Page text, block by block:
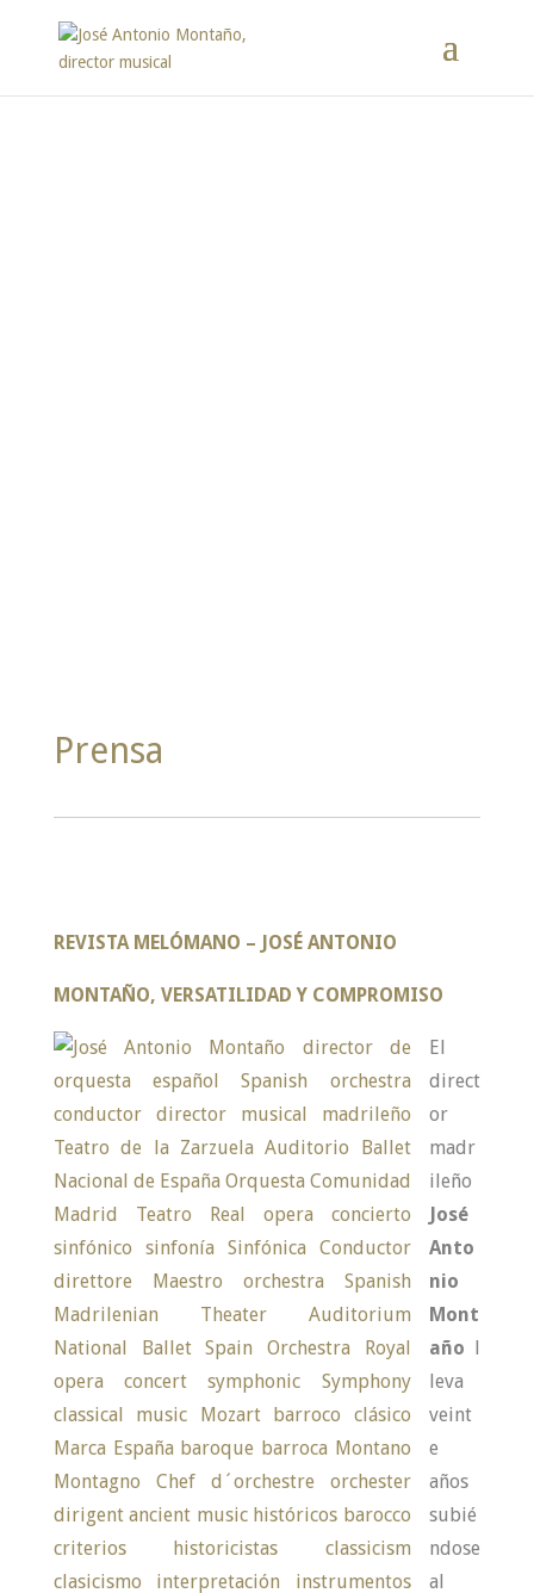
Prensa
REVISTA MELÓMANO – JOSÉ ANTONIO
MONTAÑO, VERSATILIDAD Y COMPROMISO
El
direct
or
madr
ileño
José
Anto
nio
Mont
año l
leva
veint
e
años
subié
ndose
al